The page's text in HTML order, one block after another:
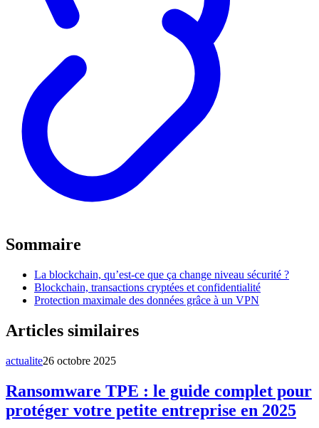
Sommaire
La blockchain, qu’est-ce que ça change niveau sécurité ?
Blockchain, transactions cryptées et confidentialité
Protection maximale des données grâce à un VPN
Articles similaires
actualite26 octobre 2025
Ransomware TPE : le guide complet pour
protéger votre petite entreprise en 2025